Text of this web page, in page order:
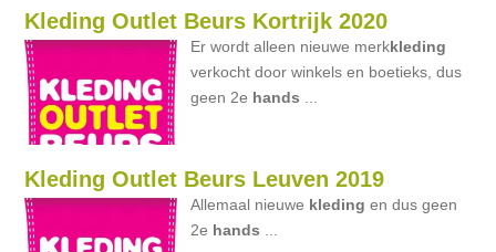
Kleding Outlet Beurs Kortrijk 2020
Er wordt alleen nieuwe merkkleding
verkocht door winkels en boetieks, dus
geen 2e hands
Kleding Outlet Beurs Leuven 2019
Allemaal nieuwe kleding en dus geen
2e hands